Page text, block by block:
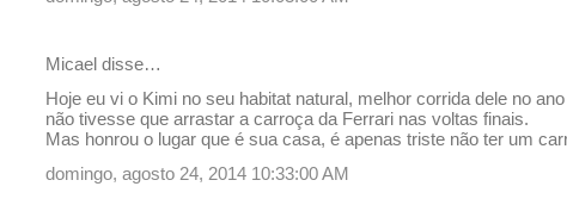
Micael disse…
Hoje eu vi o Kimi no seu habitat natural, melhor corrida dele no
não tivesse que arrastar a carroça da Ferrari nas voltas finais.
Mas honrou o lugar que é sua casa, é apenas triste não ter um
domingo, agosto 24, 2014 10:33:00 AM